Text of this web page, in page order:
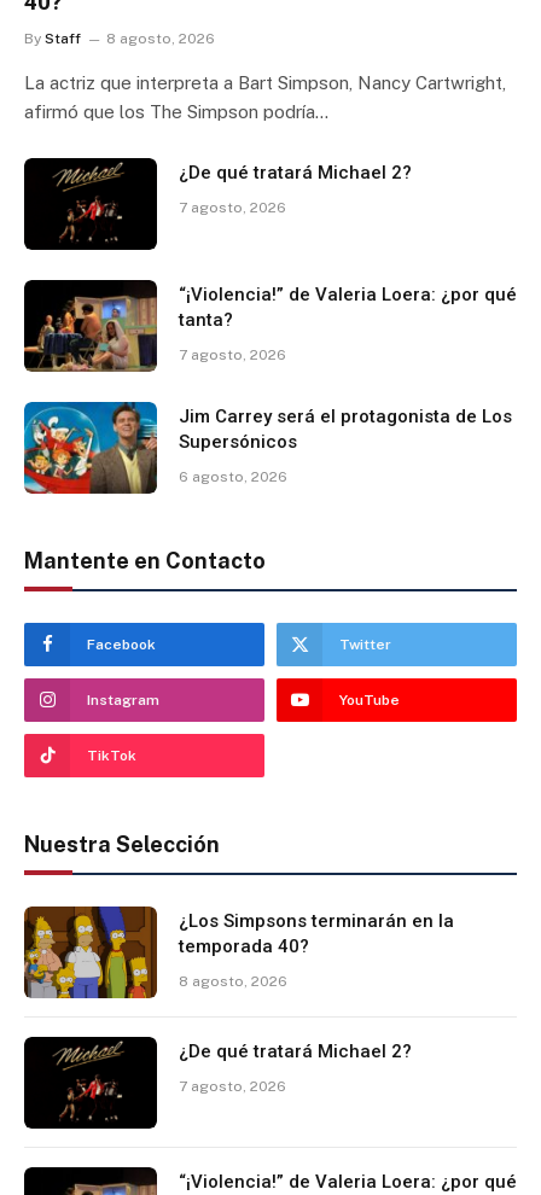
By Staff 8 agosto, 2026
La actriz que interpreta a Bart Simpson, Nancy Cartwright,
afirmó que los The Simpson podría…
¿De qué tratará Michael 2?
7 agosto, 2026
“¡Violencia!” de Valeria Loera: ¿por qué
tanta?
7 agosto, 2026
Jim Carrey será el protagonista de Los
Supersónicos
6 agosto, 2026
Mantente en Contacto
Facebook Twitter
Instagram YouTube
TikTok
Nuestra Selección
¿Los Simpsons terminarán en la
temporada 40?
8 agosto, 2026
¿De qué tratará Michael 2?
7 agosto, 2026
“¡Violencia!” de Valeria Loera: ¿por qué